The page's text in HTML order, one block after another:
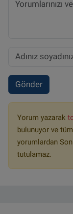
Gönder
Yorum yazarak
bulunuyor ve
yorumlardan
tutulamaz.